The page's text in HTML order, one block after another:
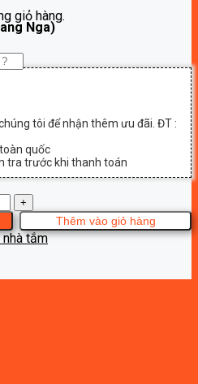
giỏ hàng.
Nga)
tôi để nhận thêm ưu đãi. ĐT :
quốc
tra trước khi thanh toán
Thêm vào giỏ hàng
tắm